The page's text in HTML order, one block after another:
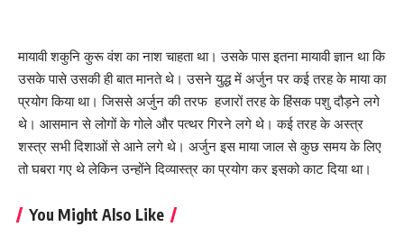
मायावी शकुनि कुरू वंश का नाश चाहता था। उसके पास इतना मायावी ज्ञान था कि
उसके पासे उसकी ही बात मानते थे। उसने युद्ध में अर्जुन पर कई तरह के माया का
प्रयोग किया था। जिससे अर्जुन की तरफ हजारों तरह के हिंसक पशु दौड़ने लगे
थे। आसमान से लोगों के गोले और पत्थर गिरने लगे थे। कई तरह के अस्त्र
शस्त्र सभी दिशाओं से आने लगे थे। अर्जुन इस माया जाल से कुछ समय के लिए
तो घबरा गए थे लेकिन उन्होंने दिव्यास्त्र का प्रयोग कर इसको काट दिया था।
You Might Also Like